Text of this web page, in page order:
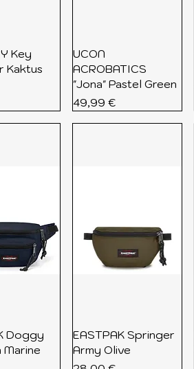
Key
Kaktus
UCON
ACROBATICS
"Jona" Pastel Green
Preis
49,99 €
Doggy
Marine
EASTPAK Springer
Army Olive